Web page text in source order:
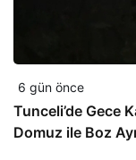
6 gün önce
Tunceli’de Gece
Domuz ile Boz